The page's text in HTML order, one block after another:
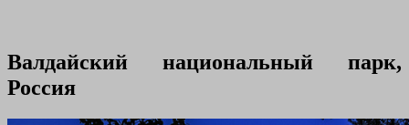
Валдайский национальный парк,
Россия